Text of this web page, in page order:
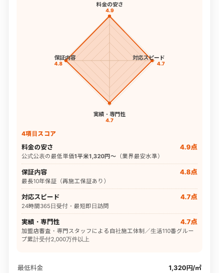
料金の安さ
4.9
対応スピード
4.7
実績・専門性
4.7
保証内容
4.8
4項目スコア
料金の安さ 4.9点
公式公表の最低単価1平米1,320円〜 （業界最安水準）
保証内容 4.8点
最長10年保証（再施工保証あり）
対応スピード 4.7点
24時間365日受付・最短即日訪問
実績・専門性 4.7点
加盟店審査・専門スタッフによる自社施工体制／生活110番グルー
プ累計受付2,000万件以上
最低料金 1,320円/㎡